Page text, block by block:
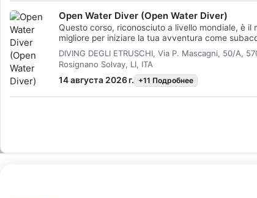
Open Water Diver (Open Water Diver)
Questo corso, riconosciuto a livello mondiale, è il
migliore per iniziare la tua avventura come
certificato. L'addestramento personalizzato è
sessioni di pratica in acqua, allo scopo di garantire
abbia le abilità e l'esperienza necessarie per
veramente a tuo agio sott'acqua. Получи
Open Water Diver (Open Water Diver). Immersioni
gommone e attrezzatura interamente fornita da
DIVING DEGLI ETRUSCHI, Via P. Mascagni, 50/A,
Rosignano Solvay, LI, ITA
14 августа 2026 г. +11 Подробнее